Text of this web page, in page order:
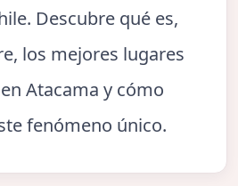
Descubre qué es,
los mejores lugares
Atacama y cómo
fenómeno único.